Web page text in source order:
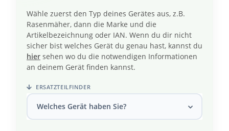
Wähle zuerst den Typ deines Gerätes aus, z.B.
Rasenmäher, dann die Marke und die
Artikelbezeichnung oder IAN. Wenn du dir nicht
sicher bist welches Gerät du genau hast, kannst du
hier sehen wo du die notwendigen Informationen
an deinem Gerät finden kannst.
ERSATZTEILFINDER
Welches Gerät haben Sie?